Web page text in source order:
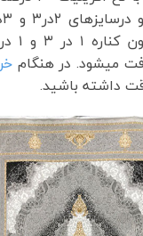
میشود. در هنگام
داشته باشید.